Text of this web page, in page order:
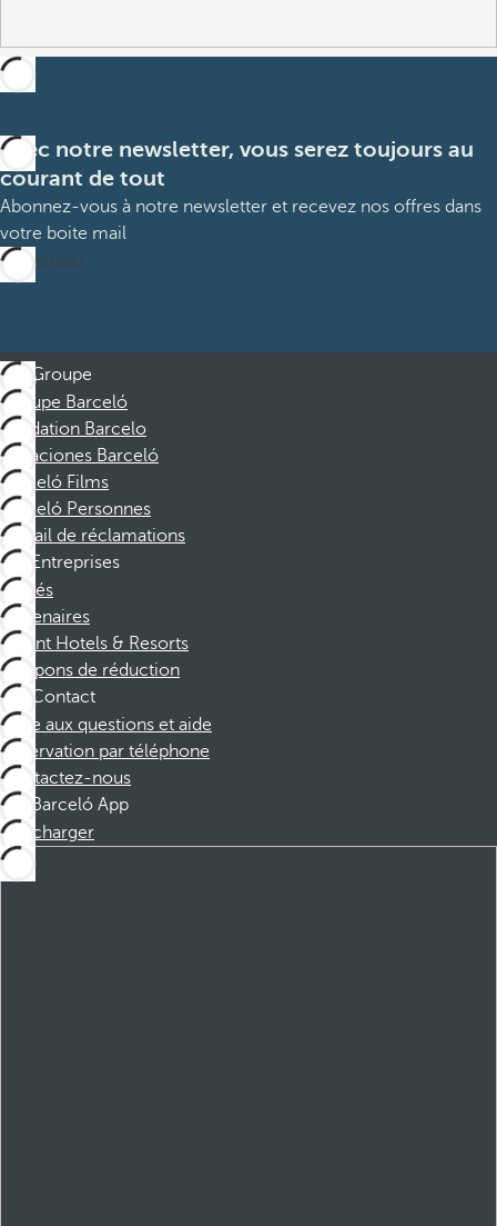
Avec notre newsletter, vous serez toujours au
courant de tout
Abonnez-vous à notre newsletter et recevez nos offres dans
votre boite mail
M’abonner
Groupe
Groupe Barceló
Fondation Barcelo
Vacaciones Barceló
Barceló Films
Barceló Personnes
Portail de réclamations
Entreprises
Affiliés
Partenaires
Dorint Hotels & Resorts
Coupons de réduction
Contact
Foire aux questions et aide
Réservation par téléphone
Contactez-nous
Barceló App
Télécharger